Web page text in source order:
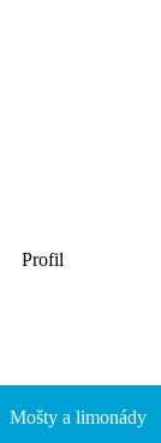
Profil
Mošty a limonády